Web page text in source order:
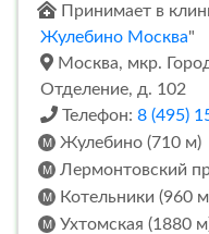
Принимает в
Жулебино Москва"
Москва, мкр.
Отделение, д. 102
Телефон: 8 (495)
Жулебино (710 м)
Лермонтовский
Котельники (960
Ухтомская (1880